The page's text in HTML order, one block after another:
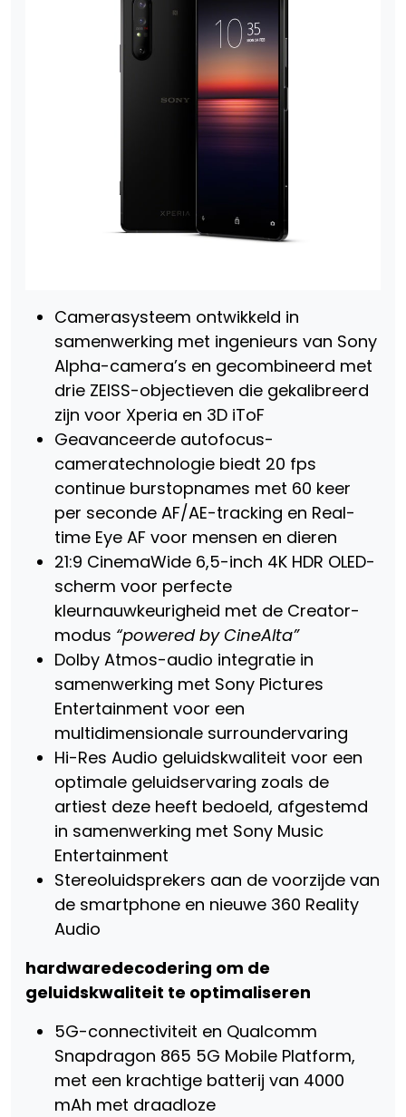
Camerasysteem ontwikkeld in
samenwerking met ingenieurs van Sony
Alpha-camera’s en gecombineerd met
drie ZEISS-objectieven die gekalibreerd
zijn voor Xperia en 3D iToF
Geavanceerde autofocus-
cameratechnologie biedt 20 fps
continue burstopnames met 60 keer
per seconde AF/AE-tracking en Real-
time Eye AF voor mensen en dieren
21:9 CinemaWide 6,5-inch 4K HDR OLED-
scherm voor perfecte
kleurnauwkeurigheid met de Creator-
modus “powered by CineAlta”
Dolby Atmos-audio integratie in
samenwerking met Sony Pictures
Entertainment voor een
multidimensionale surroundervaring
Hi-Res Audio geluidskwaliteit voor een
optimale geluidservaring zoals de
artiest deze heeft bedoeld, afgestemd
in samenwerking met Sony Music
Entertainment
Stereoluidsprekers aan de voorzijde van
de smartphone en nieuwe 360 Reality
Audio
hardwaredecodering om de
geluidskwaliteit te optimaliseren
5G-connectiviteit en Qualcomm
Snapdragon 865 5G Mobile Platform,
met een krachtige batterij van 4000
mAh met draadloze